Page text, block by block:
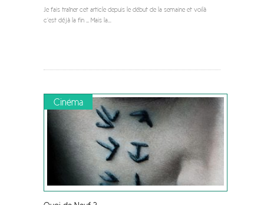
Je fais traîner cet article depuis le début de la semaine et voilà
c’est déjà la fin … Mais la...
Cinéma